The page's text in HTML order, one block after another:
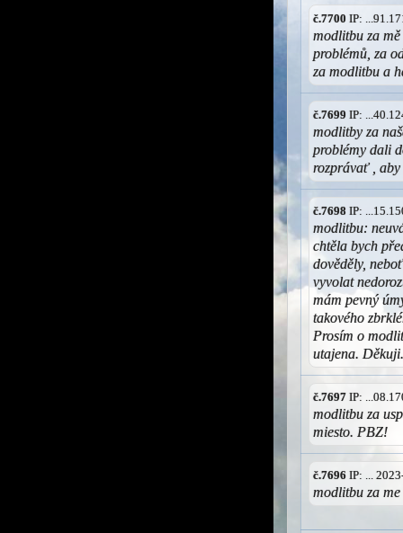
č.7700 IP:
modlitbu za
problémů, za
za modlitbu a
č.7699 IP:
modlitby za
problémy dali
rozprávať , aby
č.7698 IP:
modlitbu:
chtěla bych
dověděly,
vyvolat
mám pevný
takového
Prosím o
utajena.
č.7697 IP:
modlitbu za
miesto. PBZ!
č.7696 IP: ...
modlitbu za